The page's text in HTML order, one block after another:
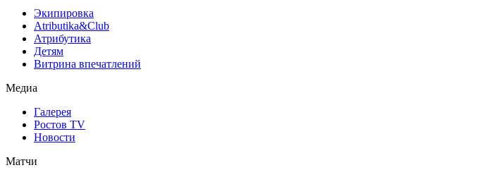
Экипировка
Atributika&Club
Атрибутика
Детям
Витрина впечатлений
Медиа
Галерея
Ростов TV
Новости
Матчи